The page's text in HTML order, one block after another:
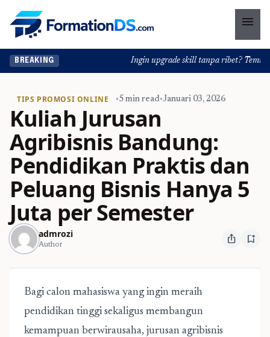
menu
BREAKING Ingin upgrade skill tanpa ribet?
TIPS PROMOSI ONLINE •5 min read•Januari 03, 2026
Kuliah Jurusan
Agribisnis Bandung:
Pendidikan Praktis dan
Peluang Bisnis Hanya 5
Juta per Semester
admrozi
Author ios_share bookmark_add
Bagi calon mahasiswa yang ingin meraih
pendidikan tinggi sekaligus membangun
kemampuan berwirausaha, jurusan agribisnis